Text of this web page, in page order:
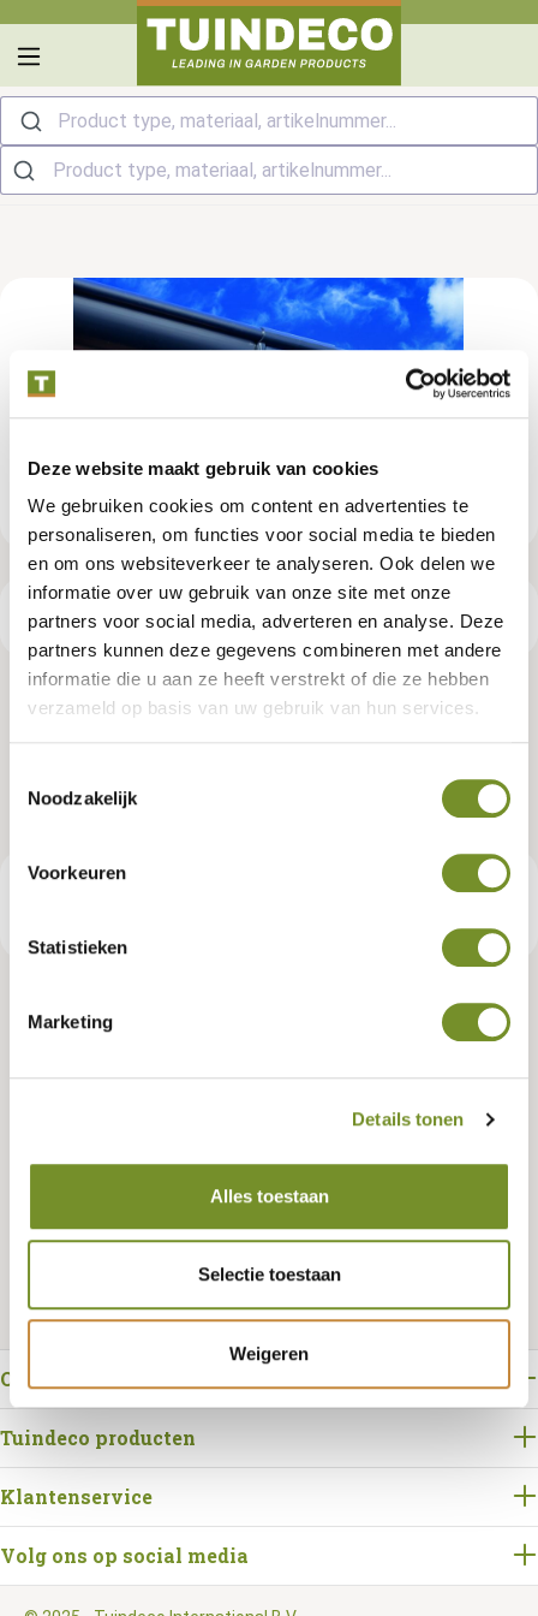
Deze website maakt gebruik van cookies
We gebruiken cookies om content en advertenties te
personaliseren, om functies voor social media te bieden
en om ons websiteverkeer te analyseren. Ook delen we
informatie over uw gebruik van onze site met onze
partners voor social media, adverteren en analyse. Deze
partners kunnen deze gegevens combineren met andere
informatie die u aan ze heeft verstrekt of die ze hebben
verzameld op basis van uw gebruik van hun services.
Noodzakelijk
Voorkeuren
Statistieken
Marketing
Details tonen
Alles toestaan
Selectie toestaan
Weigeren
Product type, materiaal, artikelnummer...
Productspecificaties
Dakgootset, kunststof, 100 mm,
Artikelnummer:
Tuindeco dealer? Log in voor je eigen prijzen.
Bestellen
Over Tuindeco
Tuindeco producten
Klantenservice
Volg ons op social media